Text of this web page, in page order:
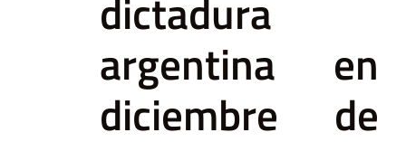
dictadura
argentina en
diciembre de